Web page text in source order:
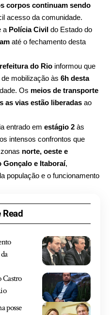
corpos continuam sendo
acesso da comunidade.
a Polícia Civil do Estado do
até o fechamento desta
do Rio informou que
de mobilização às 6h desta
Os meios de transporte
as vias estão liberadas ao
entrado em estágio 2 às
intensos confrontos que
norte, oeste e
Gonçalo e Itaboraí,
população e o funcionamento
Read
Castro
posse